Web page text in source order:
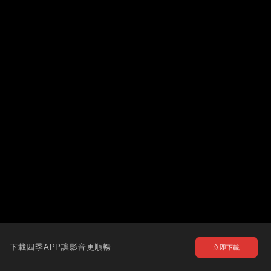
下載四季APP讓影音更順暢 立即下載